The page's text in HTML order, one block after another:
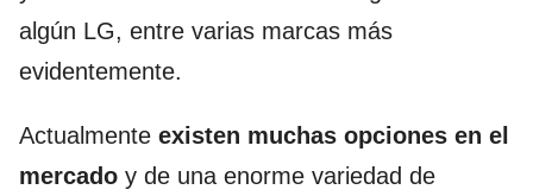
algún LG, entre varias marcas más
evidentemente.
Actualmente existen muchas opciones en el
mercado y de una enorme variedad de